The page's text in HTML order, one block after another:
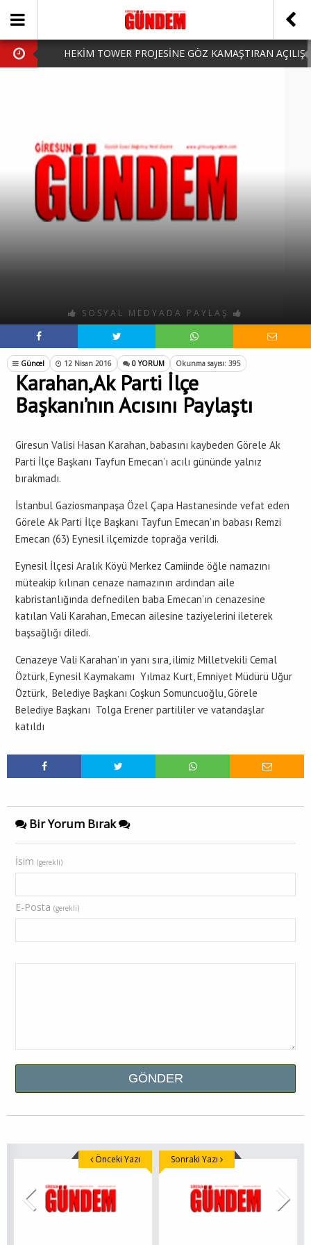
HEKİM TOWER PROJESİNE GÖZ KAMAŞTIRAN AÇILIŞ
HARUN CİCİ: VİDEOYU GÖRÜNCE GÖZLERİM DOLDU
SOSYAL MEDYADA PAYLAŞ
Güncel 12 Nisan 2016 0 YORUM Okunma sayısı: 395
Karahan,Ak Parti İlçe
Başkanı’nın Acısını Paylaştı
Giresun Valisi Hasan Karahan, babasını kaybeden Görele Ak
Parti İlçe Başkanı Tayfun Emecan’ı acılı gününde yalnız
bırakmadı.
İstanbul Gaziosmanpaşa Özel Çapa Hastanesinde vefat eden
Görele Ak Parti İlçe Başkanı Tayfun Emecan’ın babası Remzi
Emecan (63) Eynesil ilçemizde toprağa verildi.
Eynesil İlçesi Aralık Köyü Merkez Camiinde öğle namazını
müteakip kılınan cenaze namazının ardından aile
kabristanlığında defnedilen baba Emecan’ın cenazesine
katılan Vali Karahan, Emecan ailesine taziyelerini ileterek
başsağlığı diledi.
Cenazeye Vali Karahan’ın yanı sıra, ilimiz Milletvekili Cemal
Öztürk, Eynesil Kaymakamı Yılmaz Kurt, Emniyet Müdürü Uğur
Öztürk, Belediye Başkanı Coşkun Somuncuoğlu, Görele
Belediye Başkanı Tolga Erener partililer ve vatandaşlar
katıldı
Bir Yorum Bırak
İsim (gerekli)
E-Posta (gerekli)
Önceki Yazı Sonraki Yazı